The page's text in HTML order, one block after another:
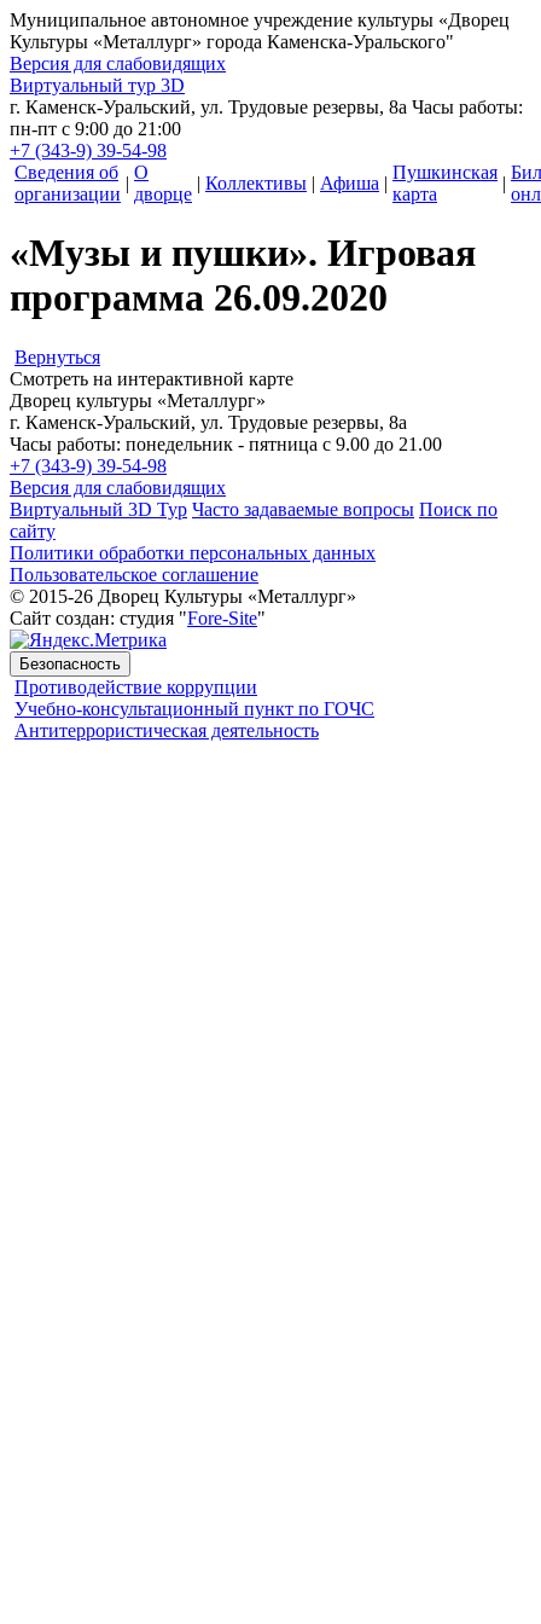
Муниципальное автономное учреждение культуры «Дворец
Культуры «Металлург» города Каменска-Уральского"
Версия для слабовидящих
Виртуальный тур 3D
г. Каменск-Уральский, ул. Трудовые резервы, 8а Часы работы:
пн-пт с 9:00 до 21:00
+7 (343-9) 39-54-98
Сведения об
организации
|
О
дворце
| Коллективы | Афиша |
Пушкинская
карта
|
«Музы и пушки». Игровая
программа 26.09.2020
Вернуться
Смотреть на интерактивной карте
Дворец культуры «Металлург»
г. Каменск-Уральский, ул. Трудовые резервы, 8а
Часы работы: понедельник - пятница с 9.00 до 21.00
+7 (343-9) 39-54-98
Версия для слабовидящих
Виртуальный 3D Тур Часто задаваемые вопросы Поиск по
сайту
Политики обработки персональных данных
Пользовательское соглашение
© 2015-26 Дворец Культуры «Металлург»
Сайт создан: студия "Fore-Site"
Безопасность
Противодействие коррупции
Учебно-консультационный пункт по ГОЧС
Антитеррористическая деятельность